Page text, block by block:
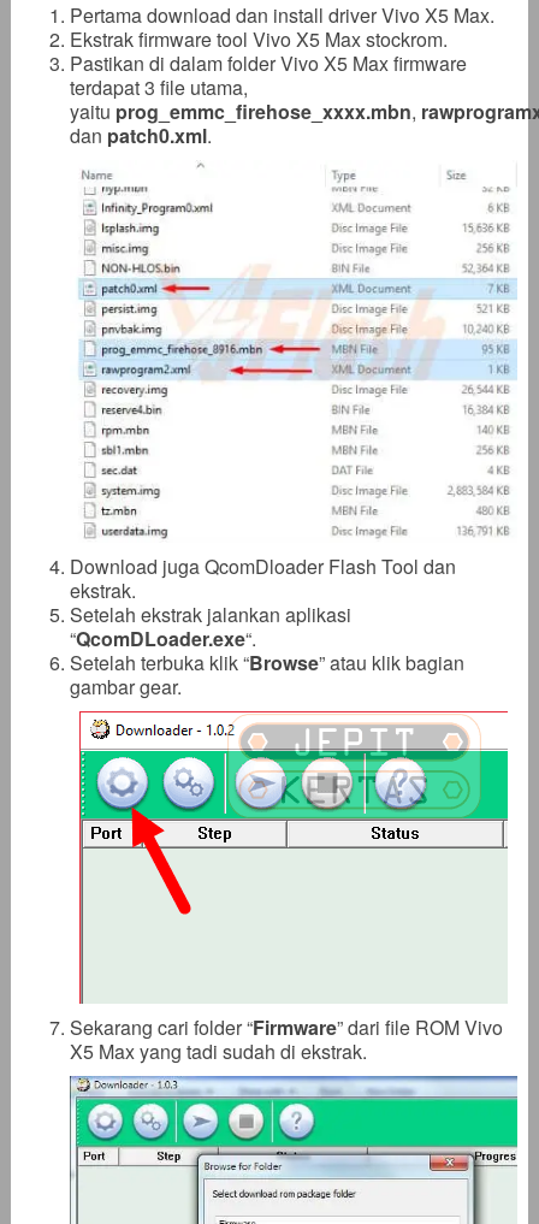
Pertama download dan install driver Vivo X5 Max.
Ekstrak firmware tool Vivo X5 Max stockrom.
Pastikan di dalam folder Vivo X5 Max firmware
terdapat 3 file utama,
yaitu prog_emmc_firehose_xxxx.mbn,
dan patch0.xml.
Download juga QcomDloader Flash Tool dan
ekstrak.
Setelah ekstrak jalankan aplikasi
“QcomDLoader.exe“.
Setelah terbuka klik “Browse” atau klik bagian
gambar gear.
Sekarang cari folder “Firmware” dari file ROM Vivo
X5 Max yang tadi sudah di ekstrak.